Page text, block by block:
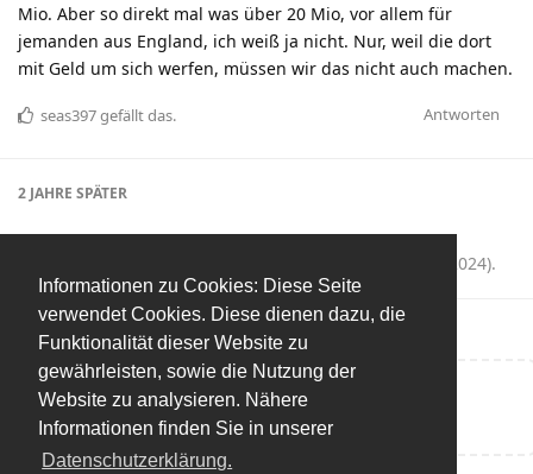
Informationen zu Cookies: Diese Seite
verwendet Cookies. Diese dienen dazu, die
Funktionalität dieser Website zu
gewährleisten, sowie die Nutzung der
Website zu analysieren. Nähere
Informationen finden Sie in unserer
Datenschutzerklärung.
Mio. Aber so direkt mal was über 20 Mio, vor allem für
jemanden aus England, ich weiß ja nicht. Nur, weil die dort
mit Geld um sich werfen, müssen wir das nicht auch machen.
Antworten
seas397gefällt das.
2 JAHRE SPÄTER
3. Juni 2024).
Eine Antwort schreiben…